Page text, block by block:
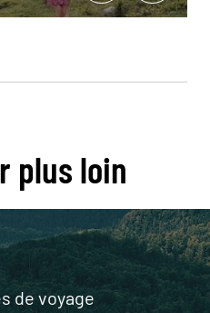
plus loin
de voyage